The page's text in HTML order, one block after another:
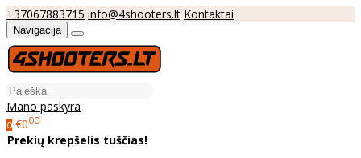
+37067883715 info@4shooters.lt Kontaktai
Navigacija
Mano paskyra
0 €000
Prekių krepšelis tuščias!